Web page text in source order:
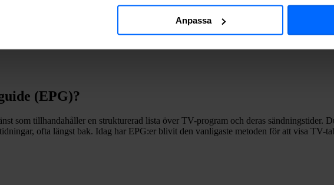
Anpassa
(EPG)?
som tillhandahåller en strukturerad lista över TV-program och deras sändningstider.
ofta längst bak. Idag har EPG:er blivit den vanligaste metoden för att visa TV-